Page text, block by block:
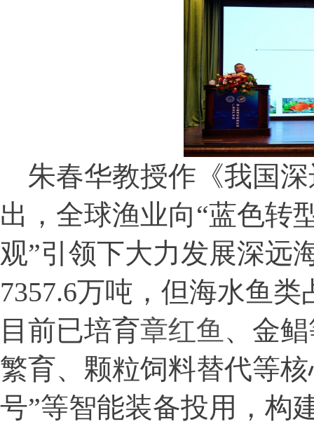
朱春华教授作《我国深
出，全球渔业向“蓝色转
观”引领下大力发展深远
7357.6万吨，但海水鱼类
目前已培育章红鱼 、金
繁育、颗粒饲料替代等
号”等智能装备投用，构